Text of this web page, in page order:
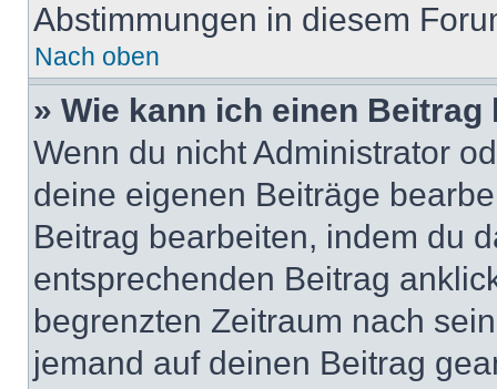
Abstimmungen in diesem
Nach oben
» Wie kann ich einen
Wenn du nicht Administrator
deine eigenen Beiträge
Beitrag bearbeiten, indem du
entsprechenden Beitrag
begrenzten Zeitraum nach
jemand auf deinen Beitrag